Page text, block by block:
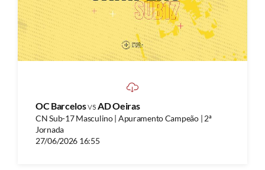
OC BarcelosvsAD Oeiras
CN Sub-17 Masculino | Apuramento Campeão | 2ª
Jornada
27/06/2026 16:55